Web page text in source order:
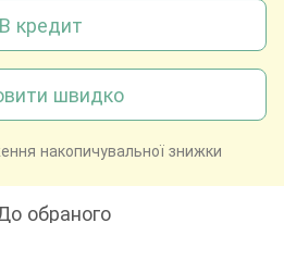
В кредит
швидко
накопичувальної знижки
обраного